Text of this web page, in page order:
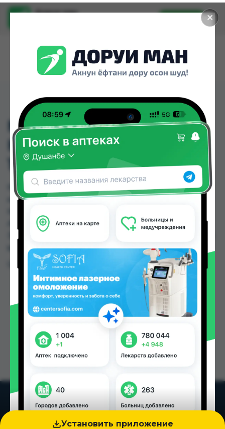
✕
Установить приложение
Доруи ман
Установить
МИЛЬГАММА
КОМПОЗИТИУМ ДР
100МГ №30
МИЛЬГАММА КОМПОЗИТИУМ ДР 100МГ №30
можно купить или заказать в аптеках, Абубакри
Аптека оптовый 24, Аптека Рецепт, Аптека
в Душанбе и других городах Таджикистана
Цена: от151.80 TJS